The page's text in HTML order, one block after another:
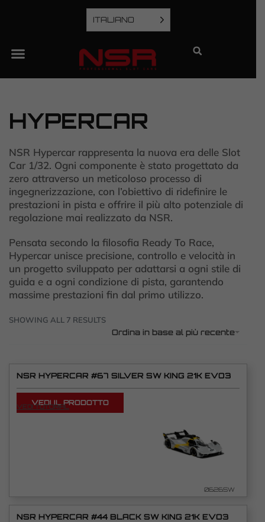
ITALIANO
HYPERCAR
NSR Hypercar rappresenta la nuova era delle Slot
Car 1/32. Ogni componente è stato progettato da
zero attraverso un meticoloso processo di
ingegnerizzazione, con l’obiettivo di ridefinire le
prestazioni in pista e offrire il più alto potenziale di
regolazione mai realizzato da NSR.
Pensata secondo la filosofia Ready To Race,
Hypercar unisce precisione, controllo e velocità in
un progetto sviluppato per adattarsi a ogni stile di
guida e a ogni condizione di pista, garantendo
massime prestazioni fin dal primo utilizzo.
SHOWING ALL 7 RESULTS
Ordina in base al più recente
NSR HYPERCAR #67 SILVER SW KING 21K EVO3
VEDI TUTORIAL
VEDI IL PRODOTTO
0626SW
NSR HYPERCAR #44 BLACK SW KING 21K EVO3